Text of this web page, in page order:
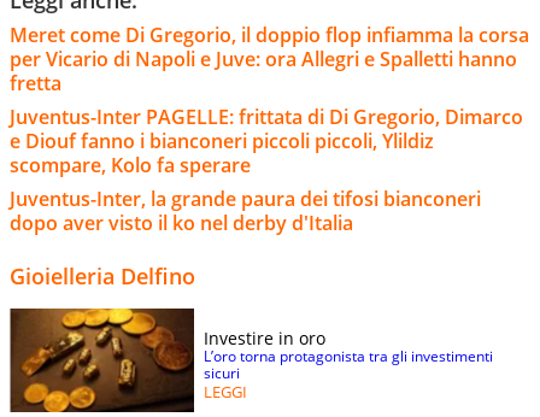
Meret come Di Gregorio, il doppio flop infiamma la corsa
per Vicario di Napoli e Juve: ora Allegri e Spalletti hanno
fretta
Juventus-Inter PAGELLE: frittata di Di Gregorio, Dimarco
e Diouf fanno i bianconeri piccoli piccoli, Ylildiz
scompare, Kolo fa sperare
Juventus-Inter, la grande paura dei tifosi bianconeri
dopo aver visto il ko nel derby d'Italia
Gioielleria Delfino
Investire in oro
L’oro torna protagonista tra gli investimenti
sicuri
LEGGI